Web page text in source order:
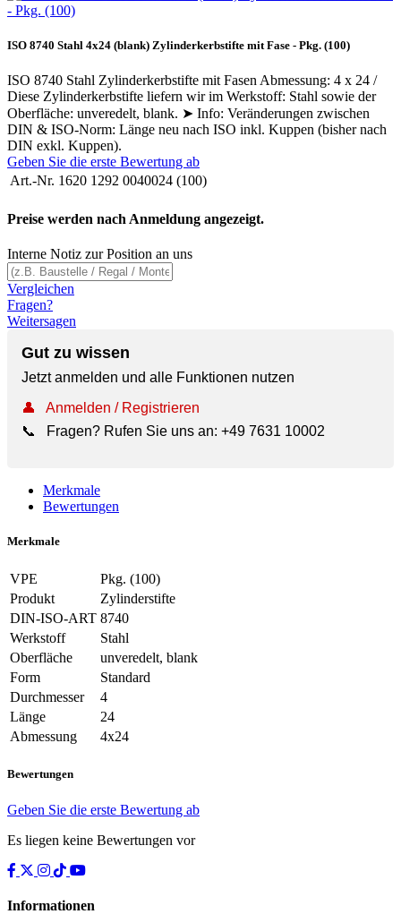
ISO 8740 Stahl 4x24 (blank) Zylinderkerbstifte mit Fase - Pkg. (100)
ISO 8740 Stahl Zylinderkerbstifte mit Fasen Abmessung: 4 x 24 /
Diese Zylinderkerbstifte liefern wir im Werkstoff: Stahl sowie der
Oberfläche: unveredelt, blank. ➤ Info: Veränderungen zwischen
DIN & ISO-Norm: Länge neu nach ISO inkl. Kuppen (bisher nach
DIN exkl. Kuppen).
Geben Sie die erste Bewertung ab
Art.-Nr. 1620 1292 0040024 (100)
Preise werden nach Anmeldung angezeigt.
Interne Notiz zur Position an uns
Vergleichen
Fragen?
Weitersagen
Gut zu wissen
Jetzt anmelden und alle Funktionen nutzen
👤
Anmelden / Registrieren
📞
Fragen? Rufen Sie uns an: +49 7631 10002
Merkmale
Bewertungen
Merkmale
VPE
Pkg. (100)
Produkt
Zylinderstifte
DIN-ISO-ART 8740
Werkstoff
Stahl
Oberfläche
unveredelt, blank
Form
Standard
Durchmesser
4
Länge
24
Abmessung
4x24
Bewertungen
Geben Sie die erste Bewertung ab
Es liegen keine Bewertungen vor
Informationen